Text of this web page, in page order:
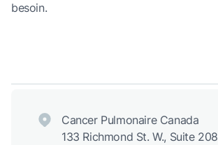
besoin.
Cancer Pulmonaire Canada
133 Richmond St. W., Suite 208